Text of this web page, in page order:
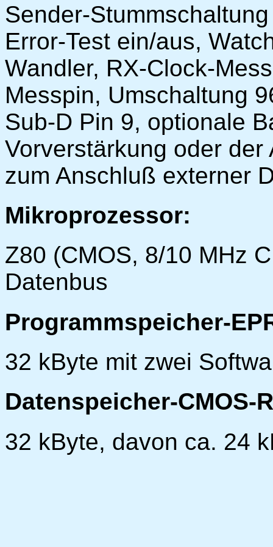
Sender-
Error-Test ein/aus,
Wandler, RX-Clock-
Messpin, Umschaltung
Sub-D Pin 9, optionale
Vorverstärkung oder
zum Anschluß externer
Mikroprozessor:
Z80 (CMOS, 8/10 MHz
Datenbus
Programmspeicher-
32 kByte mit zwei
Datenspeicher-CMOS-
32 kByte, davon ca. 24